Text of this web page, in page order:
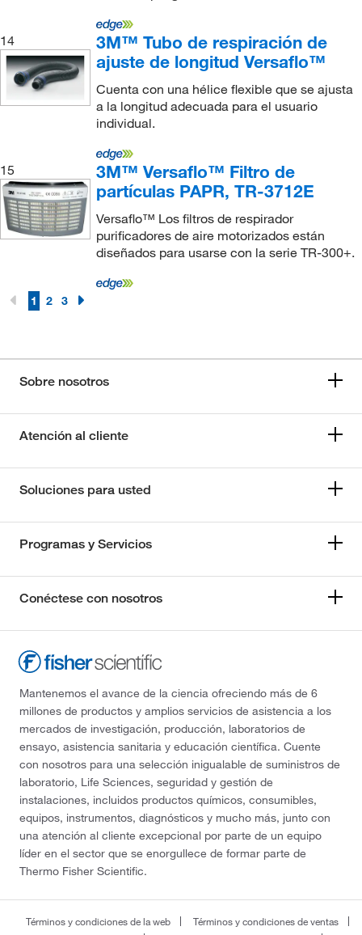
14
3M™ Tubo de respiración de
ajuste de longitud Versaflo™
Cuenta con una hélice flexible que se ajusta
a la longitud adecuada para el usuario
individual.
15
3M™ Versaflo™ Filtro de
partículas PAPR, TR-3712E
Versaflo™ Los filtros de respirador
purificadores de aire motorizados están
diseñados para usarse con la serie TR-300+.
1 2 3
Sobre nosotros
Atención al cliente
Soluciones para usted
Programas y Servicios
Conéctese con nosotros
Mantenemos el avance de la ciencia ofreciendo más de 6
millones de productos y amplios servicios de asistencia a los
mercados de investigación, producción, laboratorios de
ensayo, asistencia sanitaria y educación científica. Cuente
con nosotros para una selección inigualable de suministros de
laboratorio, Life Sciences, seguridad y gestión de
instalaciones, incluidos productos químicos, consumibles,
equipos, instrumentos, diagnósticos y mucho más, junto con
una atención al cliente excepcional por parte de un equipo
líder en el sector que se enorgullece de formar parte de
Thermo Fisher Scientific.
Términos y condiciones de la web
Términos y condiciones de ventas